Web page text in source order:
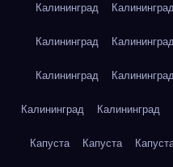
Калининград
Калининград
Калининград
Калининград Калининград
Капуста Капуста